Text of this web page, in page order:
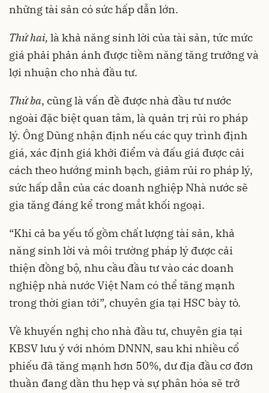
những tài sản có sức hấp dẫn lớn.
Thứ hai, là khả năng sinh lời của tài sản, tức mức
giá phải phản ánh được tiềm năng tăng trưởng và
lợi nhuận cho nhà đầu tư.
Thứ ba, cũng là vấn đề được nhà đầu tư nước
ngoài đặc biệt quan tâm, là quản trị rủi ro pháp
lý. Ông Dũng nhận định nếu các quy trình định
giá, xác định giá khởi điểm và đấu giá được cải
cách theo hướng minh bạch, giảm rủi ro pháp lý,
sức hấp dẫn của các doanh nghiệp Nhà nước sẽ
gia tăng đáng kể trong mắt khối ngoại.
“Khi cả ba yếu tố gồm chất lượng tài sản, khả
năng sinh lời và môi trường pháp lý được cải
thiện đồng bộ, nhu cầu đầu tư vào các doanh
nghiệp nhà nước Việt Nam có thể tăng mạnh
trong thời gian tới”, chuyên gia tại HSC bày tỏ.
Về khuyến nghị cho nhà đầu tư, chuyên gia tại
KBSV lưu ý với nhóm DNNN, sau khi nhiều cổ
phiếu đã tăng mạnh hơn 50%, dư địa đầu cơ đơn
thuần đang dần thu hẹp và sự phân hóa sẽ trở